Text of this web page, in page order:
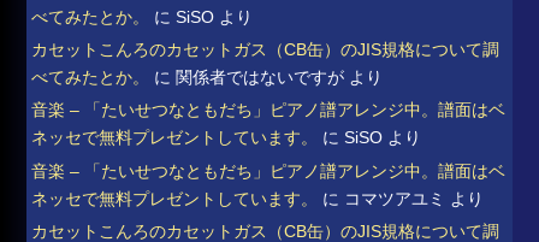
べてみたとか。
にSiSO より
カセットこんろのカセットガス（CB缶）のJIS規格について調
べてみたとか。
に 関係者ではないですが より
音楽 – 「たいせつなともだち」ピアノ譜アレンジ中。譜面はベ
ネッセで無料プレゼントしています。
にSiSO より
音楽 – 「たいせつなともだち」ピアノ譜アレンジ中。譜面はベ
ネッセで無料プレゼントしています。
に コマツアユミ
より
カセットこんろのカセットガス（CB缶）のJIS規格について調